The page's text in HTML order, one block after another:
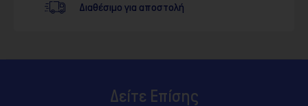
Διαθέσιμο για αποστολή
Δείτε Επίσης